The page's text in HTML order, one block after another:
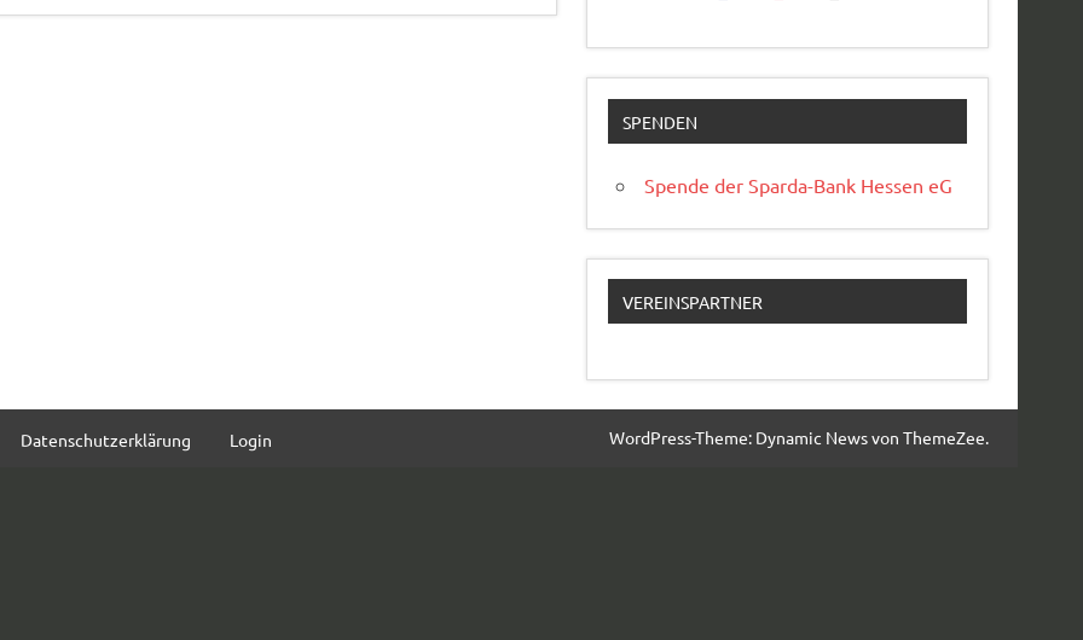
SPENDEN
Spende der Sparda-Bank Hessen eG
VEREINSPARTNER
Datenschutzerklärung Login WordPress-Theme: Dynamic News von ThemeZee.